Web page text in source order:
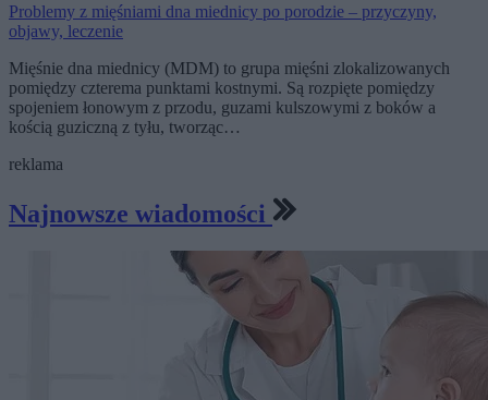
Problemy z mięśniami dna miednicy po porodzie – przyczyny,
objawy, leczenie
Mięśnie dna miednicy (MDM) to grupa mięśni zlokalizowanych
pomiędzy czterema punktami kostnymi. Są rozpięte pomiędzy
spojeniem łonowym z przodu, guzami kulszowymi z boków a
kością guziczną z tyłu, tworząc…
reklama
Najnowsze wiadomości